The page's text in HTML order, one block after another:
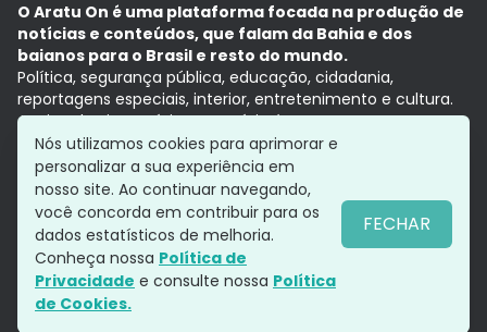
O Aratu On é uma plataforma focada na produção de
notícias e conteúdos, que falam da Bahia e dos
baianos para o Brasil e resto do mundo.
Política, segurança pública, educação, cidadania,
reportagens especiais, interior, entretenimento e cultura.
Aqui, tudo vira notícia e a notícia é no tempo presente,
com a credibilidade do Grupo Aratu.
Grupo Aratu
Política de privacidade
Siga-nos
Nós utilizamos cookies para aprimorar e
personalizar a sua experiência em
nosso site. Ao continuar navegando,
você concorda em contribuir para os
dados estatísticos de melhoria.
Conheça nossa Política de
Privacidade e consulte nossa Política
de Cookies.
FECHAR